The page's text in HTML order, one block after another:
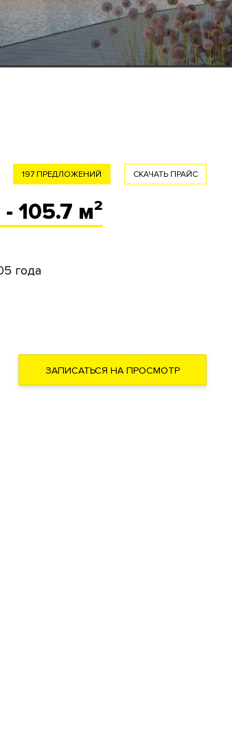
СКАЧАТЬ ПРАЙС
197 ПРЕДЛОЖЕНИЙ
- 105.7 м²
года
ЗАПИСАТЬСЯ НА ПРОСМОТР